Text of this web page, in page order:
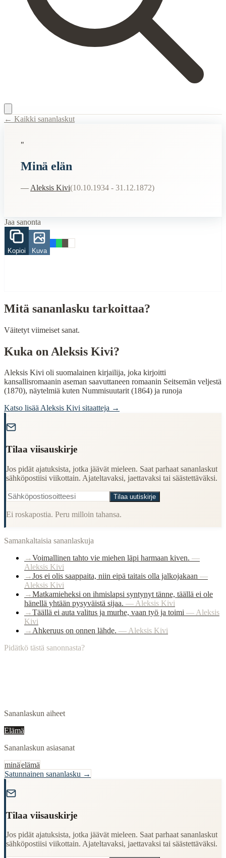
Description:Väitetyt viimeiset sanat.
Semantic Themes
Related Topics
minä
elämä
Learning Finnish language through proverbs
Language:Finnish (suomi)
Origin: Finland
Period: Traditional folk wisdom
← Kaikki sananlaskut
"
Minä elän
— Aleksis Kivi(10.10.1934 - 31.12.1872)
Jaa sanonta
Kopioi Kuva
Mitä sananlasku tarkoittaa?
Väitetyt viimeiset sanat.
Kuka on Aleksis Kivi?
Aleksis Kivi oli suomalainen kirjailija, joka kirjoitti
kansallisromaanin aseman saavuttaneen romaanin Seitsemän veljestä
(1870), näytelmiä kuten Nummisuutarit (1864) ja runoja
Katso lisääAleksis Kivi sitaatteja →
Tilaa viisauskirje
Jos pidät ajatuksista, jotka jäävät mieleen. Saat parhaat sananlaskut
sähköpostiisi viikottain. Ajateltavaksi, jaettavaksi tai säästettäväksi.
Tilaa uutiskirje
Ei roskapostia. Peru milloin tahansa.
Samankaltaisia sananlaskuja
→Voimallinen tahto vie miehen läpi harmaan kiven. —
Aleksis Kivi
→Jos ei olis saappaita, niin eipä taitais olla jalkojakaan —
Aleksis Kivi
→Matkamieheksi on ihmislapsi syntynyt tänne, täällä ei ole
hänellä yhtään pysyväistä sijaa. — Aleksis Kivi
→Täällä ei auta valitus ja murhe, vaan työ ja toimi — Aleksis
Kivi
→ Ahkeruus on onnen lähde. — Aleksis Kivi
Pidätkö tästä sanonnasta?
Sananlaskun aiheet
Elämä
Sananlaskun asiasanat
minäelämä
Satunnainen sananlasku →
Tilaa viisauskirje
Jos pidät ajatuksista, jotka jäävät mieleen. Saat parhaat sananlaskut
sähköpostiisi viikottain. Ajateltavaksi, jaettavaksi tai säästettäväksi.